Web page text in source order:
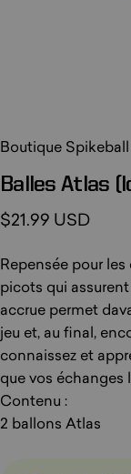
Boutique Spikeball
Balles Atlas
$21.99 USD
Repensée pour
picots qui
accrue permet
jeu et, au final,
connaissez et
que vos échanges
Contenu :
2 ballons Atlas